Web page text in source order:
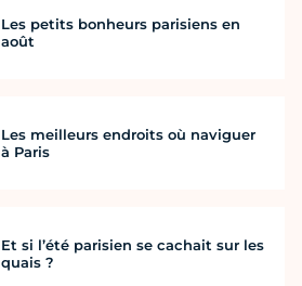
Les petits bonheurs parisiens en
août
Les meilleurs endroits où naviguer
à Paris
Et si l’été parisien se cachait sur les
quais ?